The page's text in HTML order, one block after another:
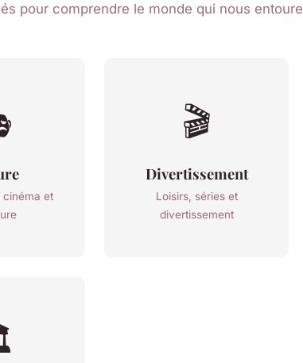
pour comprendre le monde qui nous entoure
cinéma et
🎬
Divertissement
Loisirs, séries et
divertissement